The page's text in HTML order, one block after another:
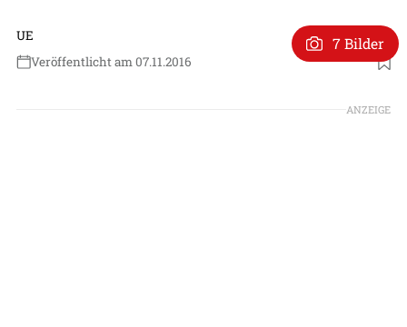
UE
Veröffentlicht am 07.11.2016
7 Bilder
ANZEIGE